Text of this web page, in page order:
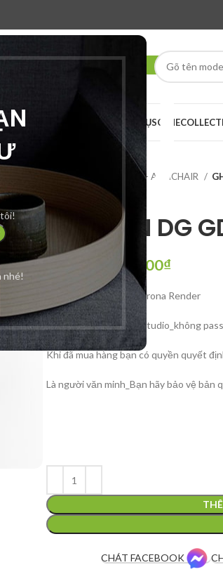
nhé!
AI RENDER DỊCH VỤSCENE
Trang chủ GHẾ ĐƠN - ARMCHAIR
GHE DON DG
250,000₫
Định dạng: 3DsMax Corona Render
Bản quyền thuộc MiLiStudio_không
Khi đã mua hàng bạn có quyền quyết
Là người văn minh_Bạn hãy bảo vệ bản
CHÁT FACEBOOK